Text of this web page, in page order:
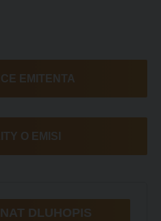
EMITENTA
O EMISI
DLUHOPIS